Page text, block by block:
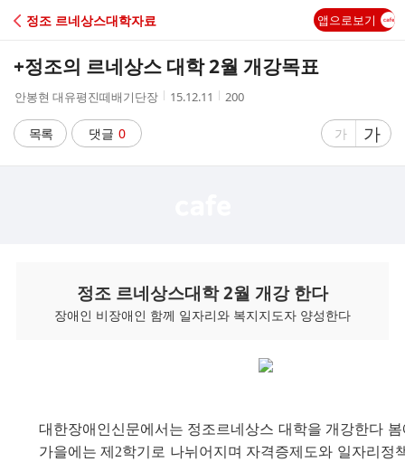
C
A
정조 르네상스대학자료 앱으로보기
+정조의 르네상스 대학 2월 개강목표
작
자
안봉현 대유평진떼배기단장
작
15.12.11
조
200
목록 댓글 0
글
가
글
자
가
정조 르네상스대학 2월 개강 한다
장애인 비장애인 함께 일자리와 복지지도자 양성한다
대한장애인신문에서는 정조르네상스 대학을 개강한다
가을에는 제2학기로 나뉘어지며 자격증제도와 일자리정